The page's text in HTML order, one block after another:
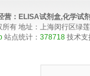
营： ELISA试剂盒,化学试
所有 地址：上海闵行区绿
站点统计： 378718 技术支